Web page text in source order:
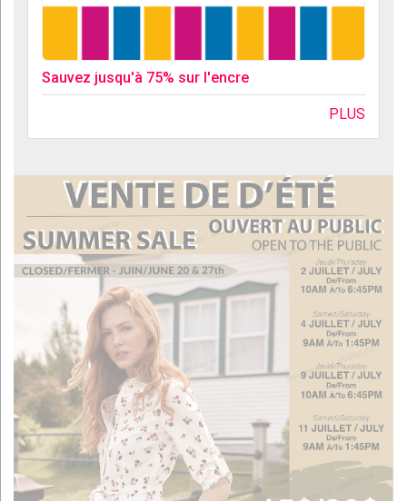
Sauvez jusqu'à 75% sur l'encre
PLUS